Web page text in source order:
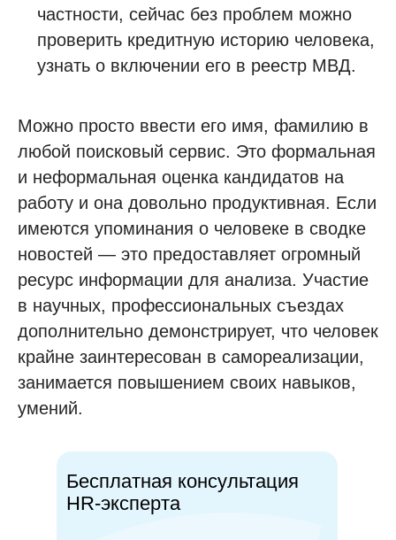
частности, сейчас без проблем можно
проверить кредитную историю человека,
узнать о включении его в реестр МВД.
Можно просто ввести его имя, фамилию в
любой поисковый сервис. Это формальная
и неформальная оценка кандидатов на
работу и она довольно продуктивная. Если
имеются упоминания о человеке в сводке
новостей — это предоставляет огромный
ресурс информации для анализа. Участие
в научных, профессиональных съездах
дополнительно демонстрирует, что человек
крайне заинтересован в самореализации,
занимается повышением своих навыков,
умений.
Бесплатная консультация
HR-эксперта